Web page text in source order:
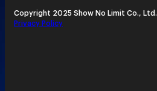
Copyright 2025 Show No Limit Co., Ltd.
Privacy Policy